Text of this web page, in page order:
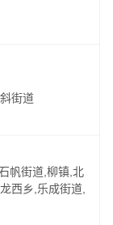
街道
帆街道,柳镇,北
西乡,乐成街道,